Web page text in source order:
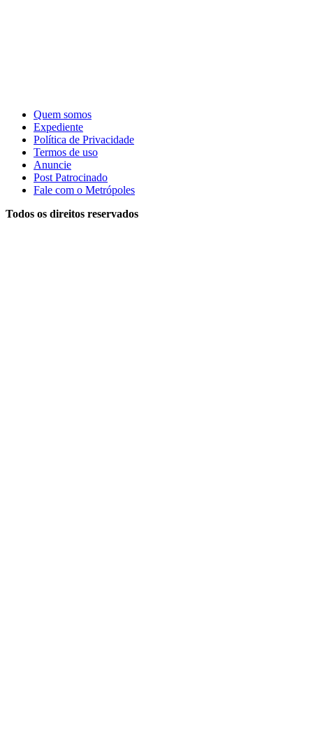
Quem somos
Expediente
Política de Privacidade
Termos de uso
Anuncie
Post Patrocinado
Fale com o Metrópoles
Todos os direitos reservados